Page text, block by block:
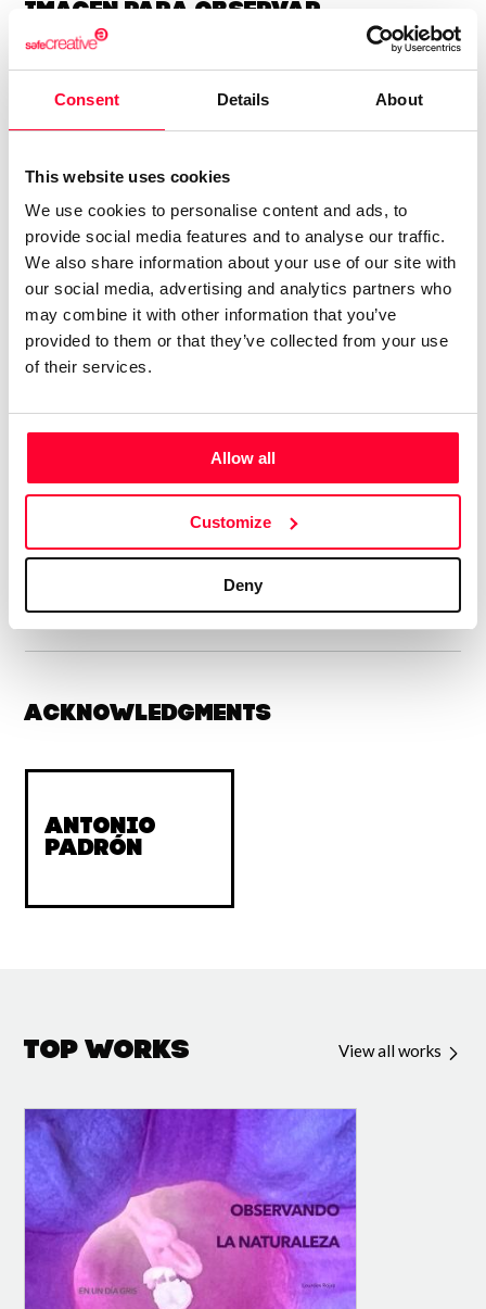
Consent Details About
This website uses cookies
We use cookies to personalise content and ads, to
provide social media features and to analyse our traffic.
We also share information about your use of our site with
our social media, advertising and analytics partners who
may combine it with other information that you’ve
provided to them or that they’ve collected from your use
of their services.
Allow all
Customize
Deny
imagen para observar,
investigar, procesar ensayo
error error acierto de vez en
cuando y entonces :elaborar,
simplificar y dar el resultado
El pensamiento y las lineas de interés están cercanas a la
forma, luz, sombra, penumbra ¿que vemos de los fractales?
Los espejismos, ¿cuales son sus marcos de actuación?
Las capas de la vida en la naturaleza, viva o alterada. Vida y
transformación desde el aire mar fuego y tierra en los
bosques o desiertos , la vida, la antropología, la neuro
arquitectura .
Lo cotidiano y la muerte, la risa, la sonrisa el humor, los
o fragmentos del género.
Acknowledgments
Antonio
Padrón
Top Works View all works